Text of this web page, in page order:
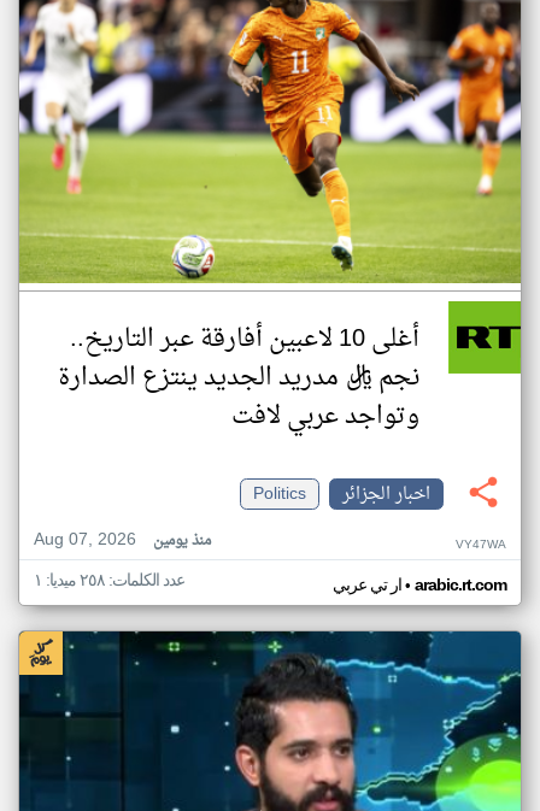
أغلى 10 لاعبين أفارقة عبر التاريخ..
نجم ريال مدريد الجديد ينتزع الصدارة
وتواجد عربي لافت
اخبار الجزائر
Politics
Aug 07, 2026
منذ يومين VY47WA
ار تي عربي• arabic.rt.com عدد الكلمات: ٢٥٨ ميديا: ١